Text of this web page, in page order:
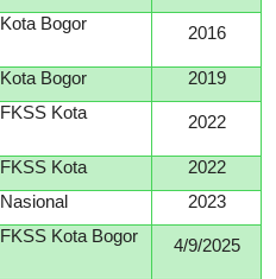
Kota Bogor 2016
Kota Bogor
2019
FKSS Kota 2022
FKSS Kota
2022
Nasional
2023
FKSS Kota Bogor 4/9/2025